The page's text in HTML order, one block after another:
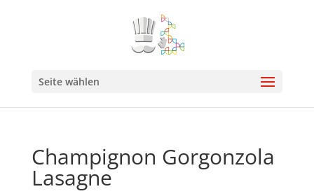
Seite wählen
Champignon Gorgonzola
Lasagne